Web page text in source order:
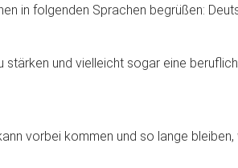
in folgenden Sprachen begrüßen:
und vielleicht sogar eine
vorbei kommen und so lange